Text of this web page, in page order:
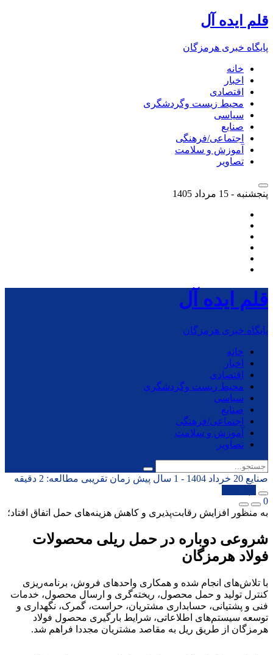
قلم ایده آل
پایگاه خبری هرمزگان
خانه
اخبار
اقتصادی
محیط زیست وگردشگری
سیاسی
صنایع
اجتماعی/فرهنگی
آموزش و سلامت
تصاویر
پنجشنبه - 15 مرداد 1405
قلم ایده آل
پایگاه خبری هرمزگان
خانه
اخبار
اقتصادی
محیط زیست وگردشگری
سیاسی
صنایع
اجتماعی/فرهنگی
آموزش و سلامت
تصاویر
صنایع 20 خرداد 1404 - 1 سال پیش
زمان تقریبی مطالعه: 2 دقیقه
0
به منظور افزایش رقابت‌پذیری و کاهش هزینه‌های حمل اتفاق افتاد؛
شروعی دوباره در حمل ریلی محصولات
فولاد هرمزگان
با تلاش‌های انجام شده و همکاری واحدهای فروش، برنامه‌ریزی
کنترل تولید و حمل محصول، ریخته‌گری و ارسال محصول، خدمات
فنی و پشتیانی، حسابداری مشتریان، حراست، گمرک، نگهداری و
توسعه سیستم‌های اطلاعاتی، شرایط بارگیری محصول فولاد
هرمزگان از طریق ریل به مقاصد مشتریان مجددا فراهم شد.